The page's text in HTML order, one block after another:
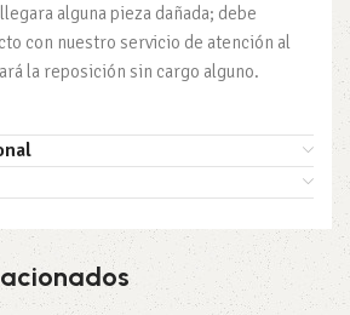
alguna pieza dañada; debe
con nuestro servicio de atención al
la reposición sin cargo alguno.